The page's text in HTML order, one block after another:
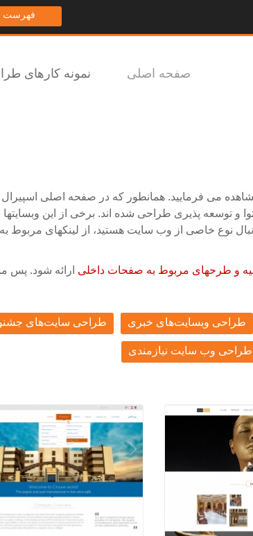
فهرست
صفحه اصلی نمونه کارهای
می فرمایید. همانطور که در صفحه اصلی
توسعه پذیری طراحی شده اند. برخی از این وبسایتها
نوع خاصی از وب سایت هستید، از لینکهای مربوط
و طرحهای مربوط به صفحات داخلی ارائه شود. پس
طراحی وبسایت‌های خبری طراحی سایت‌های
طراحی وب سایت نیازمندی